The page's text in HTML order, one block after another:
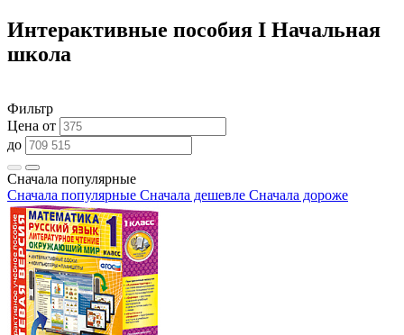
Интерактивные пособия I Начальная
школа
Фильтр
Цена от
до
Сначала популярные
Сначала популярные Сначала дешевле Сначала дороже